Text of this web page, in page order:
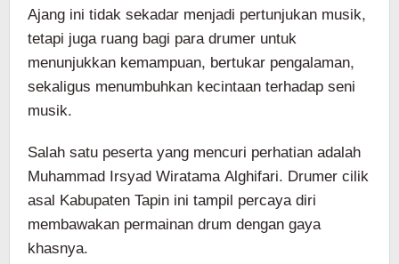
Ajang ini tidak sekadar menjadi pertunjukan musik,
tetapi juga ruang bagi para drumer untuk
menunjukkan kemampuan, bertukar pengalaman,
sekaligus menumbuhkan kecintaan terhadap seni
musik.
Salah satu peserta yang mencuri perhatian adalah
Muhammad Irsyad Wiratama Alghifari. Drumer cilik
asal Kabupaten Tapin ini tampil percaya diri
membawakan permainan drum dengan gaya
khasnya.